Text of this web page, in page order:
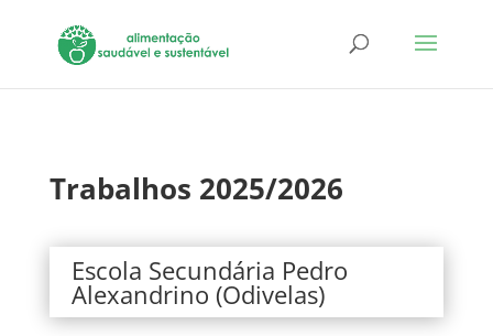
Trabalhos 2025/2026
Escola Secundária Pedro
Alexandrino (Odivelas)